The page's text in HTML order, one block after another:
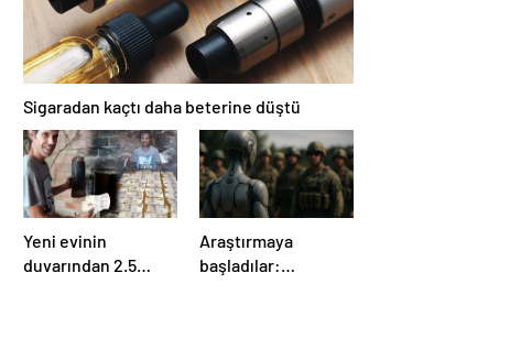
Sigaradan kaçtı daha beterine düştü
Yeni evinin
duvarından 2.5
Araştırmaya
başladılar: